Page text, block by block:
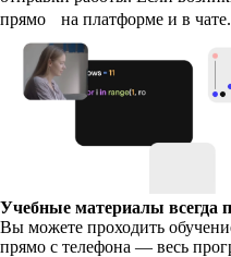
прямо на платформе и в чате.
Учебные материалы всегда
Вы можете проходить
прямо с телефона — весь